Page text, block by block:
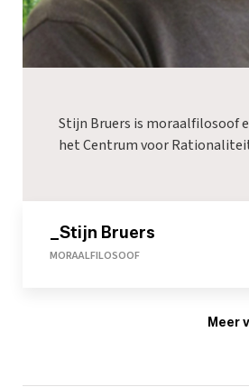
Stijn Bruers is moraalfilosoof
hetCentrum voor
_Stijn Bruers
MORAALFILOSOOF
Meer